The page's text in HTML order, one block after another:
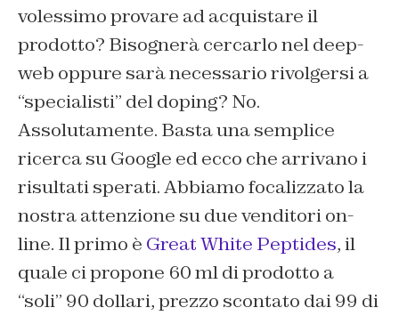
volessimo provare ad acquistare il
prodotto? Bisognerà cercarlo nel deep-
web oppure sarà necessario rivolgersi a
“specialisti” del doping? No.
Assolutamente. Basta una semplice
ricerca su Google ed ecco che arrivano i
risultati sperati. Abbiamo focalizzato la
nostra attenzione su due venditori on-
line. Il primo è Great White Peptides, il
quale ci propone 60 ml di prodotto a
“soli” 90 dollari, prezzo scontato dai 99 di